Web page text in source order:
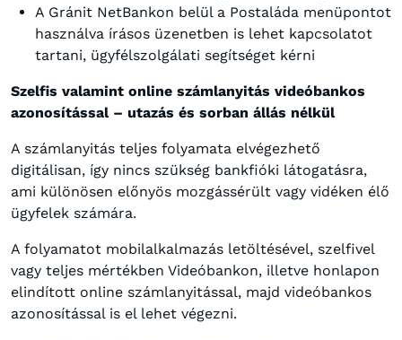
A Gránit NetBankon belül a Postaláda menüpontot
használva írásos üzenetben is lehet kapcsolatot
tartani, ügyfélszolgálati segítséget kérni
Szelfis valamint online számlanyitás videóbankos
azonosítással – utazás és sorban állás nélkül
A számlanyitás teljes folyamata elvégezhető
digitálisan, így nincs szükség bankfióki látogatásra,
ami különösen előnyös mozgássérült vagy vidéken élő
ügyfelek számára.
A folyamatot mobilalkalmazás letöltésével, szelfivel
vagy teljes mértékben Videóbankon, illetve honlapon
elindított online számlanyitással, majd videóbankos
azonosítással is el lehet végezni.